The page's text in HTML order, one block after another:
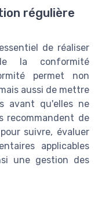
régulière
de réaliser
la conformité
permet non
aussi de mettre
avant qu'elles ne
recommandent de
suivre, évaluer
applicables
une gestion des